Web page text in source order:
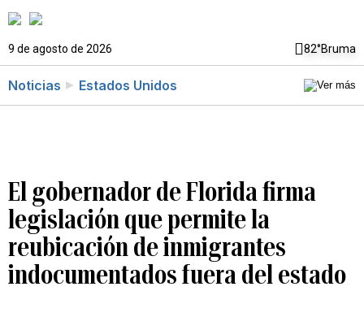
9 de agosto de 2026 82°Bruma
Noticias Estados Unidos
El gobernador de Florida firma
legislación que permite la
reubicación de inmigrantes
indocumentados fuera del estado